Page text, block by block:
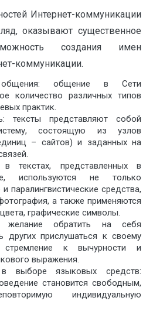
Интернет-коммуникации
оказывают существенное
создания имен
коммуникации.
общения: общение в Сети
количество различных типов
практик.
тексты представляют собой
состоящую из узлов
– сайтов) и заданных на
в текстах, представленных в
используются не только
паралингвистические средства,
а также применяются
графические символы.
желание обратить на себя
других прислушаться к своему
к вычурности и
выражения.
в выборе языковых средств:
становится свободным,
индивидуальную